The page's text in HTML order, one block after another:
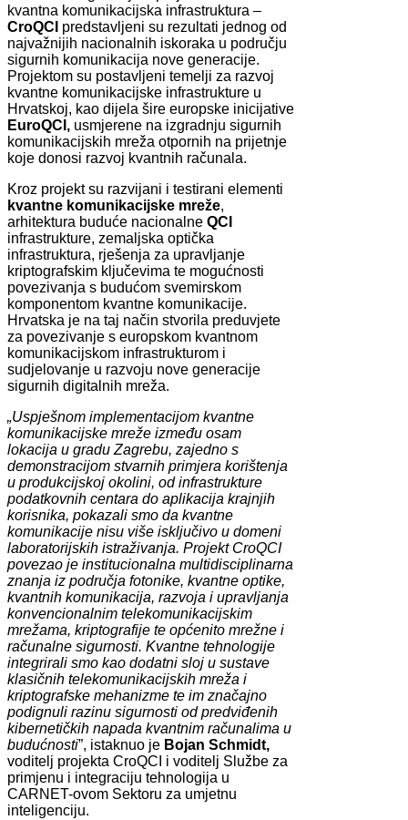
kvantna komunikacijska infrastruktura –
CroQCI predstavljeni su rezultati jednog od
najvažnijih nacionalnih iskoraka u području
sigurnih komunikacija nove generacije.
Projektom su postavljeni temelji za razvoj
kvantne komunikacijske infrastrukture u
Hrvatskoj, kao dijela šire europske inicijative
EuroQCI, usmjerene na izgradnju sigurnih
komunikacijskih mreža otpornih na prijetnje
koje donosi razvoj kvantnih računala.
Kroz projekt su razvijani i testirani elementi
kvantne komunikacijske mreže,
arhitektura buduće nacionalne QCI
infrastrukture, zemaljska optička
infrastruktura, rješenja za upravljanje
kriptografskim ključevima te mogućnosti
povezivanja s budućom svemirskom
komponentom kvantne komunikacije.
Hrvatska je na taj način stvorila preduvjete
za povezivanje s europskom kvantnom
komunikacijskom infrastrukturom i
sudjelovanje u razvoju nove generacije
sigurnih digitalnih mreža.
„Uspješnom implementacijom kvantne
komunikacijske mreže između osam
lokacija u gradu Zagrebu, zajedno s
demonstracijom stvarnih primjera korištenja
u produkcijskoj okolini, od infrastrukture
podatkovnih centara do aplikacija krajnjih
korisnika, pokazali smo da kvantne
komunikacije nisu više isključivo u domeni
laboratorijskih istraživanja. Projekt CroQCI
povezao je institucionalna multidisciplinarna
znanja iz područja fotonike, kvantne optike,
kvantnih komunikacija, razvoja i upravljanja
konvencionalnim telekomunikacijskim
mrežama, kriptografije te općenito mrežne i
računalne sigurnosti. Kvantne tehnologije
integrirali smo kao dodatni sloj u sustave
klasičnih telekomunikacijskih mreža i
kriptografske mehanizme te im značajno
podignuli razinu sigurnosti od predviđenih
kibernetičkih napada kvantnim računalima u
budućnosti”, istaknuo je Bojan Schmidt,
voditelj projekta CroQCI i voditelj Službe za
primjenu i integraciju tehnologija u
CARNET-ovom Sektoru za umjetnu
inteligenciju.